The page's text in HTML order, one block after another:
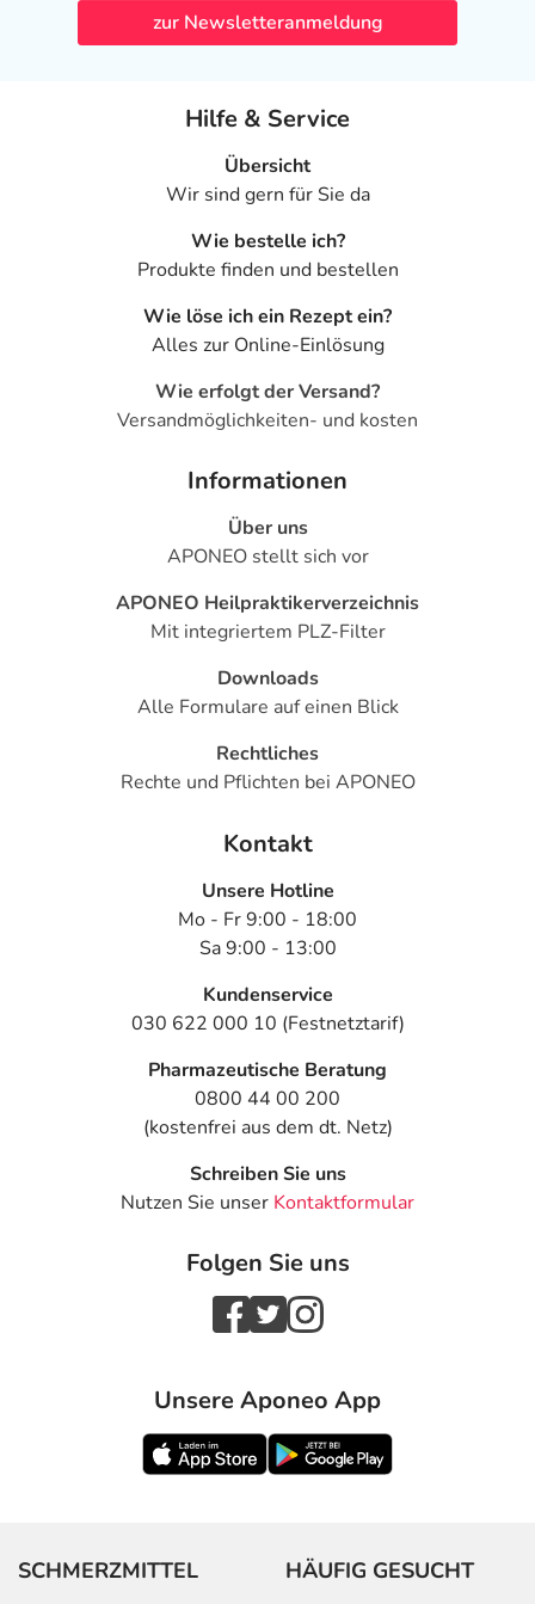
zur Newsletteranmeldung
Hilfe & Service
Übersicht
Wir sind gern für Sie da
Wie bestelle ich?
Produkte finden und bestellen
Wie löse ich ein Rezept ein?
Alles zur Online-Einlösung
Wie erfolgt der Versand?
Versandmöglichkeiten- und kosten
Informationen
Über uns
APONEO stellt sich vor
APONEO Heilpraktikerverzeichnis
Mit integriertem PLZ-Filter
Downloads
Alle Formulare auf einen Blick
Rechtliches
Rechte und Pflichten bei APONEO
Kontakt
Unsere Hotline
Mo - Fr 9:00 - 18:00
Sa 9:00 - 13:00
Kundenservice
030 622 000 10 (Festnetztarif)
Pharmazeutische Beratung
0800 44 00 200
(kostenfrei aus dem dt. Netz)
Schreiben Sie uns
Nutzen Sie unser Kontaktformular
Folgen Sie uns
Unsere Aponeo App
SCHMERZMITTEL HÄUFIG GESUCHT